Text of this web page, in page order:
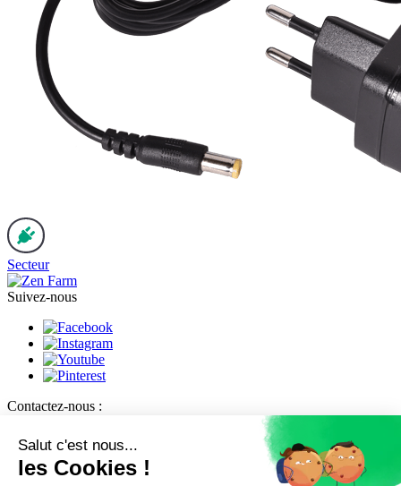
Secteur
Suivez-nous
Contactez-nous :
Formulaire de contact
Copyright © 2026 Zen Farm
Salut c'est nous...
les Cookies !